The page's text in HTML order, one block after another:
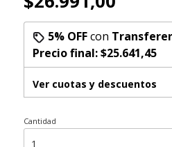
5% OFFcon
Precio final:$25.641,45
Ver cuotas y descuentos
Cantidad